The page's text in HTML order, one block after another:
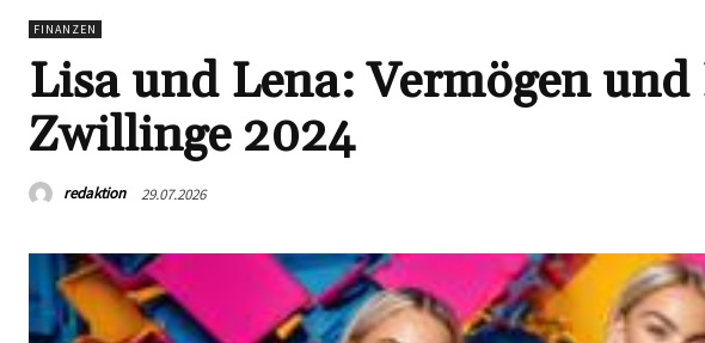
FINANZEN
Lisa und Lena: Vermögen
Zwillinge 2024
redaktion 29.07.2026